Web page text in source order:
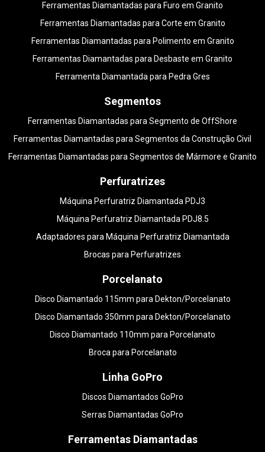
Ferramentas Diamantadas para Furo em Granito
Ferramentas Diamantadas para Corte em Granito
Ferramentas Diamantadas para Polimento em Granito
Ferramentas Diamantadas para Desbaste em Granito
Ferramenta Diamantada para Pedra Gres
Segmentos
Ferramentas Diamantadas para Segmento de OffShore
Ferramentas Diamantadas para Segmentos da Construção Civil
Ferramentas Diamantadas para Segmentos de Mármore e Granito
Perfuratrizes
Máquina Perfuratriz Diamantada PDJ3
Máquina Perfuratriz Diamantada PDJ8.5
Adaptadores para Máquina Perfuratriz Diamantada
Brocas para Perfuratrizes
Porcelanato
Disco Diamantado 115mm para Dekton/Porcelanato
Disco Diamantado 350mm para Dekton/Porcelanato
Disco Diamantado 110mm para Porcelanato
Broca para Porcelanato
Linha GoPro
Discos Diamantados GoPro
Serras Diamantadas GoPro
Ferramentas Diamantadas